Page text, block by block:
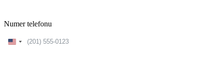
Numer telefonu
United